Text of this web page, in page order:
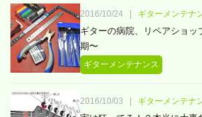
2016/10/24 | ギターメンテナ
ギターの病院、リペアショ
期〜
ギターメンテナンス
2016/10/03 | ギターメンテナ